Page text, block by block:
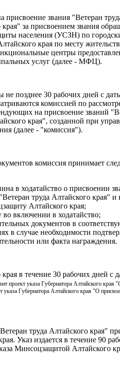
присвоение звания "Ветеран
за присвоением звания
населения (УСЗН) по
края по месту
центры
услуг (далее - МФЦ).
не позднее 30 рабочих дней с
комиссией по
на присвоение званий
края", созданной при
(далее - "комиссия").
комиссия принимает
в ходатайство о присвоении
труда Алтайского края" и
Алтайского края;
во включении в ходатайство;
документов в
в случае необходимости
или факта награждения.
в течение 30 рабочих дней с
проект указа Губернатора Алтайского края
указа Губернатора Алтайского края "О
труда Алтайского края"
Указ издается в течение 90
Минсоцзащитой Алтайского